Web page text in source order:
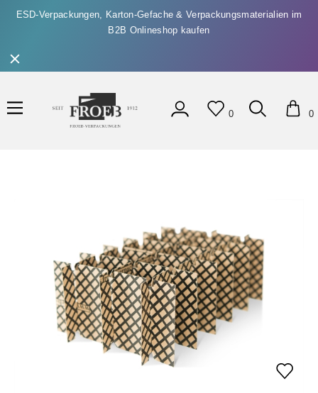
ESD-Verpackungen, Karton-Gefache & Verpackungsmaterialien im
B2B Onlineshop kaufen
0 0